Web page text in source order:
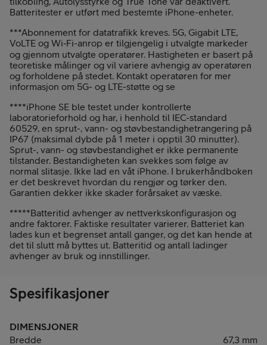
Batteritester er utført med bestemte iPhone-enheter.
***Abonnement for datatrafikk kreves. 5G, Gigabit LTE,
VoLTE og Wi‑Fi-anrop er tilgjengelig i utvalgte markeder
og gjennom utvalgte operatører. Hastigheten er basert på
teoretiske målinger og vil variere avhengig av operatøren
og forholdene på stedet. Kontakt operatøren for mer
informasjon om 5G- og LTE-støtte og se
****iPhone SE ble testet under kontrollerte
laboratorieforhold og har, i henhold til IEC-standard
60529, en sprut-, vann- og støvbestandighet­rangering på
IP67 (maksimal dybde på 1 meter i opptil 30 minutter).
Sprut-, vann- og støvbestandighet er ikke permanente
tilstander. Bestandigheten kan svekkes som følge av
normal slitasje. Ikke lad en våt iPhone. I bruker­håndboken
er det beskrevet hvordan du rengjør og tørker den.
Garantien dekker ikke skader forårsaket av væske.
*****Batteritid avhenger av nettverks­­­konfigurasjon og
andre faktorer. Faktiske resultater varierer. Batteriet kan
lades kun et begrenset antall ganger, og det kan hende at
det til slutt må byttes ut. Batteritid og antall ladinger
avhenger av bruk og innstillinger.
Spesifikasjoner
DIMENSJONER
Bredde
67,3 mm